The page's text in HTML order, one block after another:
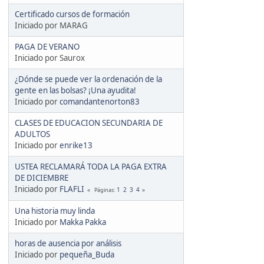
Certificado cursos de formación
Iniciado por MARAG
PAGA DE VERANO
Iniciado por Saurox
¿Dónde se puede ver la ordenación de la
gente en las bolsas? ¡Una ayudita!
Iniciado porcomandantenorton83
CLASES DE EDUCACION SECUNDARIA DE
ADULTOS
Iniciado porenrike13
USTEA RECLAMARÁ TODA LA PAGA EXTRA
DE DICIEMBRE
Iniciado por FLAFLI Páginas 1 2 3 4
Una historia muy linda
Iniciado por Makka Pakka
horas de ausencia por análisis
Iniciado por pequeña_Buda